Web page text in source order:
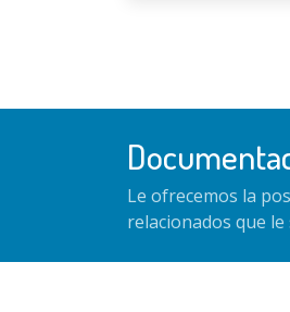
Le ofrecemos la
relacionados que